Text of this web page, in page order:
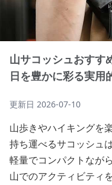
山サコッシュおすす
日を豊かに彩る実用
更新日 2026-07-10
山歩きやハイキングを
持ち運べるサコッシュ
軽量でコンパクトなが
山でのアクティビティ